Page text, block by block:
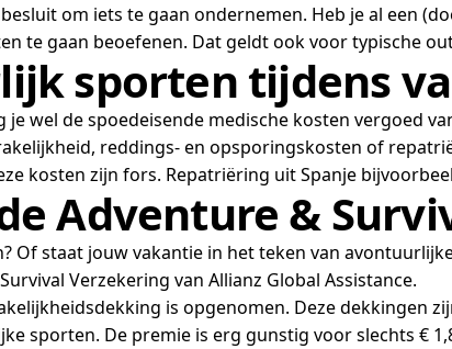
om iets te gaan ondernemen. Heb je al een
te gaan beoefenen. Dat geldt ook voor typische
sporten tijdens
wel de spoedeisende medische kosten vergoed
reddings- en opsporingskosten of
kosten zijn fors. Repatriëring uit Spanje
Adventure &
staat jouw vakantie in het teken van
Verzekering van Allianz Global Assistance.
is opgenomen. Deze dekkingen
sporten. De premie is erg gunstig voor slechts €